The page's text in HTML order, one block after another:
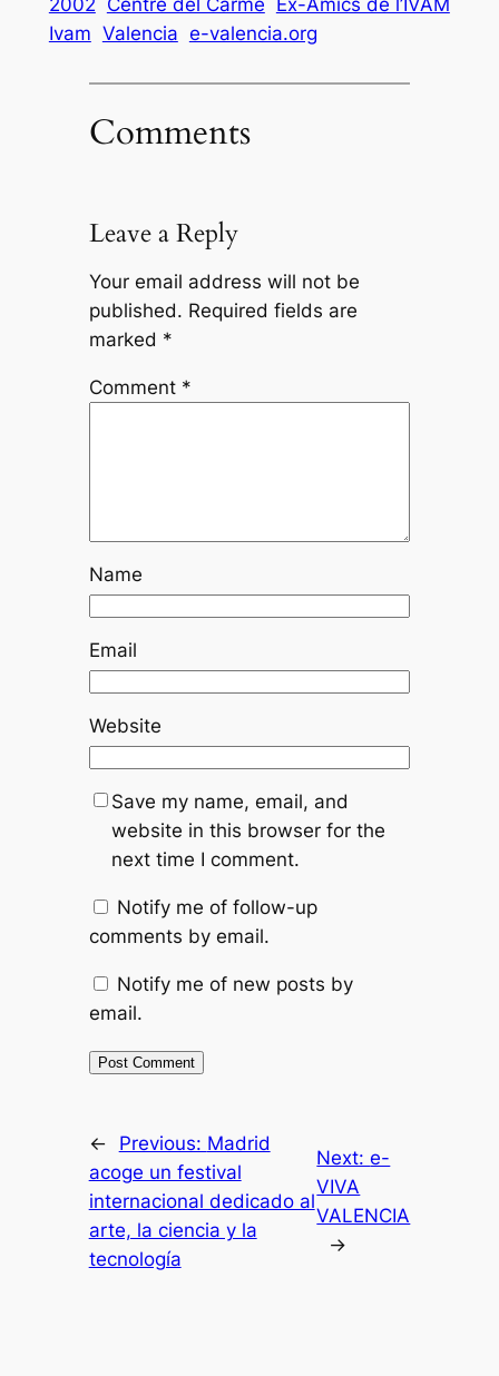
Ivam Valencia e-valencia.org
Comments
Leave a Reply
Your email address will not be
published. Required fields are
marked *
Comment *
Name
Email
Website
Save my name, email, and
website in this browser for the
next time I comment.
Notify me of follow-up
comments by email.
Notify me of new posts by
email.
← Previous: Madrid
acoge un festival
internacional dedicado al
arte, la ciencia y la
tecnología
Next:e-
VIVA
VALENCIA
→